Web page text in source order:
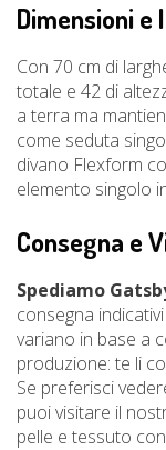
Dimensioni e
Con 70 cm di
totale e 42 di
a terra ma
come seduta
divano Flexform
elemento singolo
Consegna e
Spediamo
consegna
variano in base a
produzione: te li
Se preferisci
puoi visitare il
pelle e tessuto